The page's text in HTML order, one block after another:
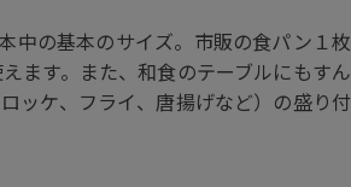
中の基本のサイズ。市販の食パン１枚
ます。また、和食のテーブルにもすん
ッケ、フライ、唐揚げなど）の盛り付